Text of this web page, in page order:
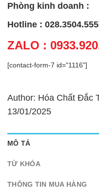
Phòng kinh doanh :
Hotline :
ZALO :
[contact-form-7 id="1116"]
Author: Hóa Chất Đắc
13/01/2025
MÔ TẢ
TỪ KHÓA
THÔNG TIN MUA HÀNG